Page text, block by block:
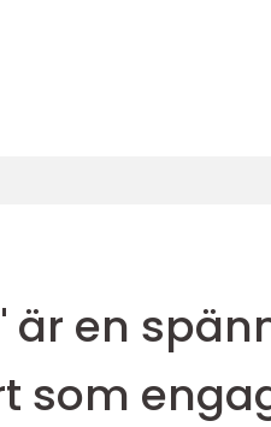
är en
som